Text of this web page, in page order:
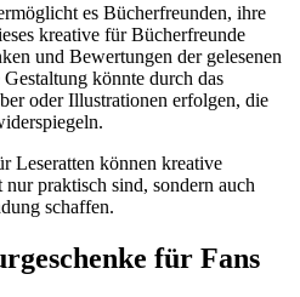
es Bücherfreunden, ihre
kreative für Bücherfreunde
und Bewertungen der gelesenen
könnte durch das
oder Illustrationen erfolgen, die
Leseratten können kreative
praktisch sind, sondern auch
schaffen.
für Fans